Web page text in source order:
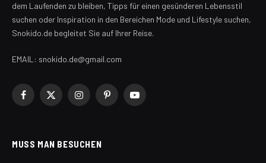
dem Laufenden zu bleiben, Tipps für einen gesünderen Lebensstil
suchen oder Inspiration in den Bereichen Mode und Lifestyle suchen,
Snokido.de begleitet Sie auf Ihrer Reise.
EMAIL: snokido.de@gmail.com
Facebook
X
InstagramPinterestYouTube
MUSS MAN BESUCHEN